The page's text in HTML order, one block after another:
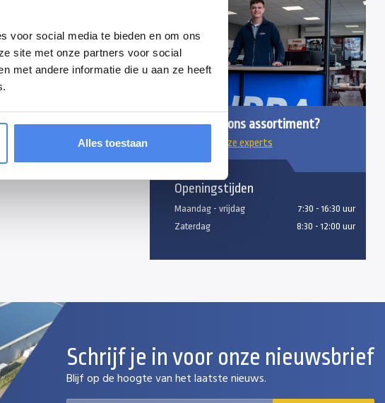
voor social media te bieden en om ons
site met onze partners voor social
met andere informatie die u aan ze heeft
Alles toestaan
u vier wielstops nodig, bij de
aanpassingen kunt u
Vragen over ons assortiment?
Chat met onze experts
Openingstijden
Maandag - vrijdag
7:30 - 16:30 uur
Zaterdag
8:30 - 12:00 uur
Schrijf je in voor onze nieuwsbrief
Blijf op de hoogte van het laatste nieuws.